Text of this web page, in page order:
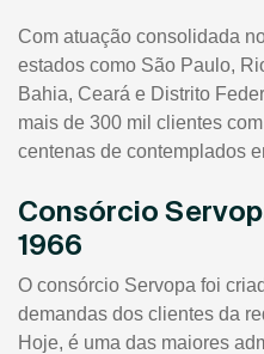
Com atuação consolidada
estados como São Paulo,
Bahia, Ceará e Distrito
mais de 300 mil clientes
centenas de contemplados
Consórcio
1966
O consórcio Servopa foi
demandas dos clientes da
Hoje, é uma das maiores